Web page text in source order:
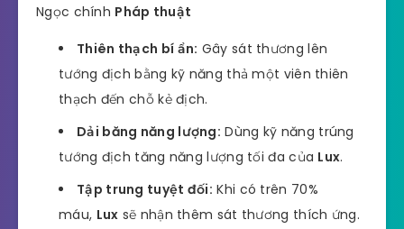
Ngọc chính Pháp thuật
Thiên thạch bí ẩn: Gây sát thương lên
tướng địch bằng kỹ năng thả một viên thiên
thạch đến chỗ kẻ địch.
Dải băng năng lượng: Dùng kỹ năng trúng
tướng địch tăng năng lượng tối đa của Lux.
Tập trung tuyệt đối: Khi có trên 70%
máu, Lux sẽ nhận thêm sát thương thích ứng.